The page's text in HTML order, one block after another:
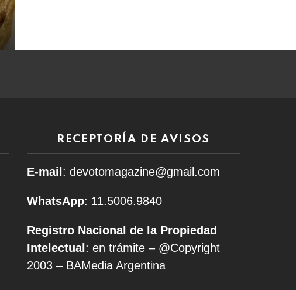
RECEPTORÍA DE AVISOS
E-mail : devotomagazine@gmail.com
WhatsApp: 11.5006.9840
Registro Nacional de la Propiedad
Intelectual : en trámite – @Copyright
2003 – BAMedia Argentina